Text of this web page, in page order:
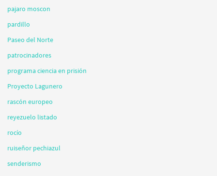
pajaro moscon
pardillo
Paseo del Norte
patrocinadores
programa ciencia en prisión
Proyecto Lagunero
rascón europeo
reyezuelo listado
rocío
ruiseñor pechiazul
senderismo